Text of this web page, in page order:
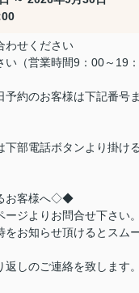
わせください
い（営業時間9：00～19
約のお客様は下記番号
下部電話ボタンより掛け
お客様へ◇◆
ジよりお問合せ下さい。
お知らせ頂けるとスムー
しのご連絡を致します。